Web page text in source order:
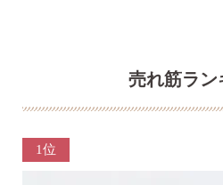
売れ筋ラン
1位